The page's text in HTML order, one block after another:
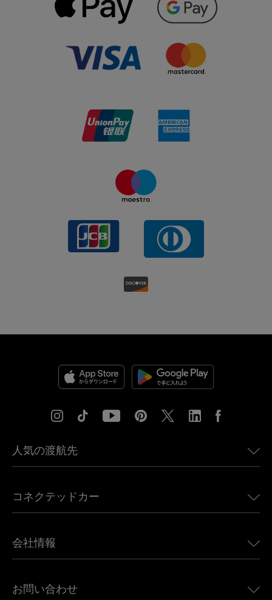
人気の渡航先
ヨーロッパ向けeSIM
カナダ向けeSIM
アフリカ向けeSIM
コネクテッドカー
Land Rover向けUbigi
Jeep向けUbigi
会社情報
Ubigi関連プレス
お問い合わせ